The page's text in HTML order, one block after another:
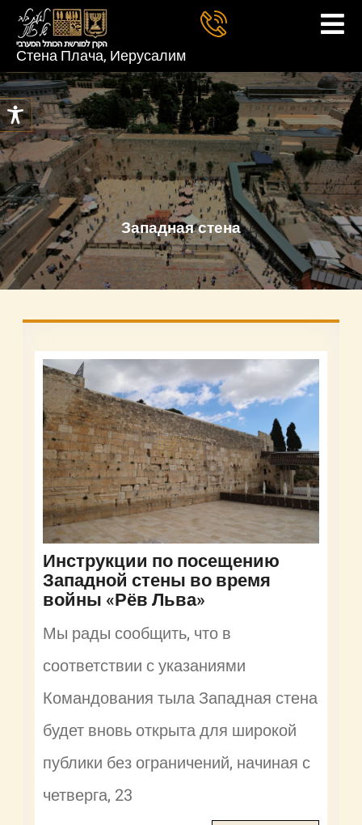
Стена Плача, Иерусалим
Западная стена
Инструкции по посещению
Западной стены во время
войны «Рёв Льва»
Мы рады сообщить, что в
соответствии с указаниями
Командования тыла Западная стена
будет вновь открыта для широкой
публики без ограничений, начиная с
четверга, 23